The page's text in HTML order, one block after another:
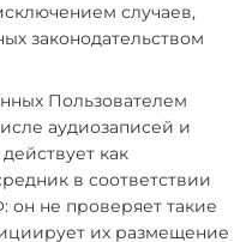
случаев,
законодательством
Пользователем
аудиозаписей и
как
в соответствии
он не проверяет такие
их размещение